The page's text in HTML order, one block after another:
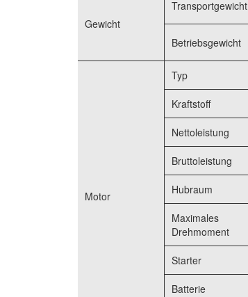
Gewicht
Transportgewicht
Betriebsgewicht
Motor
Typ
Kraftstoff
Nettoleistung
Bruttoleistung
Hubraum
Maximales
Drehmoment
Starter
Batterie